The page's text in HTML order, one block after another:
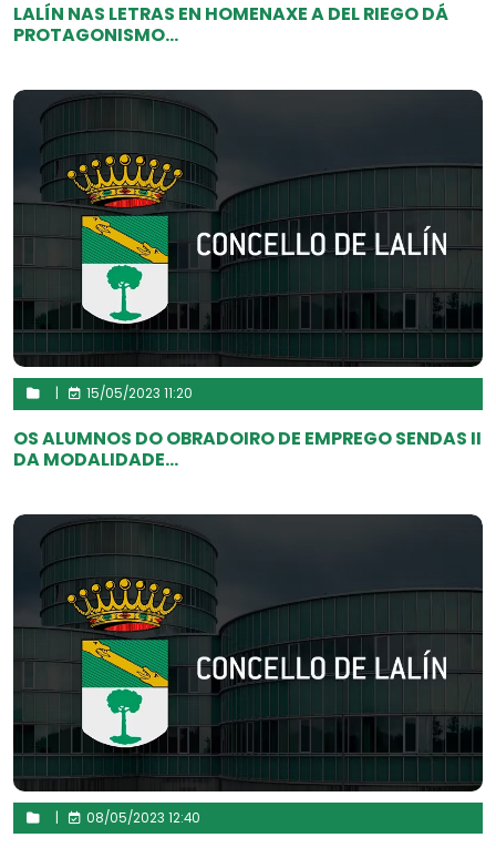
LALÍN NAS LETRAS EN HOMENAXE A DEL RIEGO DÁ
PROTAGONISMO...
15/05/2023 11:20
OS ALUMNOS DO OBRADOIRO DE EMPREGO SENDAS II
DA MODALIDADE...
| 08/05/2023 12:40